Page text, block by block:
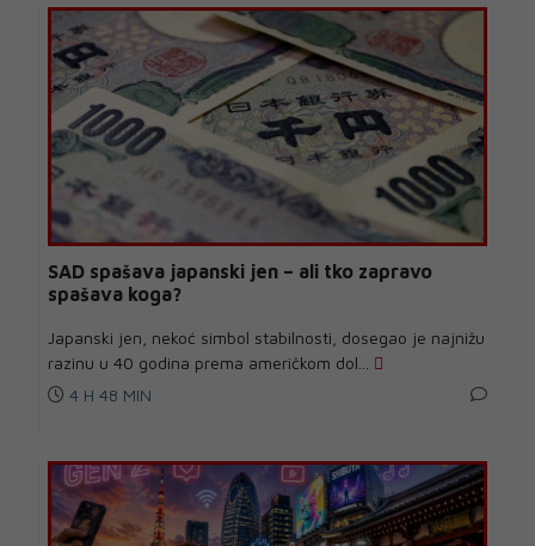
SAD spašava japanski jen – ali tko zapravo
spašava koga?
Japanski jen, nekoć simbol stabilnosti, dosegao je najnižu
razinu u 40 godina prema američkom dol...
4 H 48 MIN